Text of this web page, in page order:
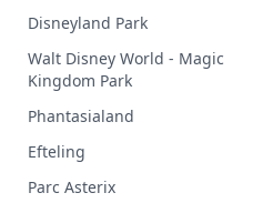
Disneyland Park
Walt Disney World - Magic
Kingdom Park
Phantasialand
Efteling
Parc Asterix